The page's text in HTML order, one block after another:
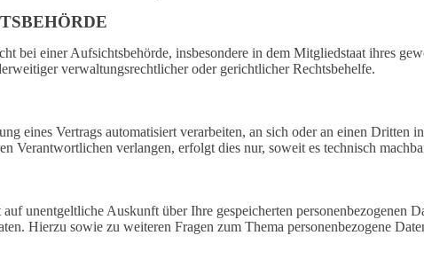
bei einer Aufsichtsbehörde, insbesondere in dem Mitgliedstaat ihres
verwaltungsrechtlicher oder gerichtlicher Rechtsbehelfe.
Vertrags automatisiert verarbeiten, an sich oder an einen Dritten
Verantwortlichen verlangen, erfolgt dies nur, soweit es technisch
unentgeltliche Auskunft über Ihre gespeicherten personenbezogenen
Hierzu sowie zu weiteren Fragen zum Thema personenbezogene